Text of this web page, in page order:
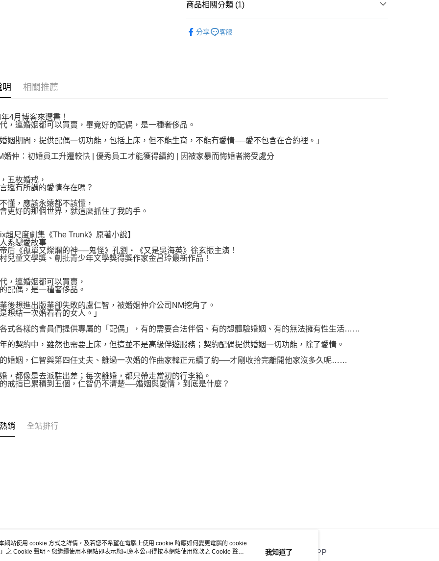
【注意事項】
求債權轉讓予恩沛科技股份有限公司。
商品相關分類 (1)
分享
客服
明 相關推薦
4月博客來選書！
，連婚姻都可以買賣，畢竟好的配偶，是一種奢侈品。
婚姻期間，提供配偶一切功能，包括上床，但不能生育，不能有愛情──愛不包含在合約裡。」
婚仲：初婚員工升遷較快 | 優秀員工才能獲得續約 | 因被家暴而悔婚者將受處分
五枚婚戒，
還有所謂的愛情存在嗎？
懂，應該永遠都不該懂，
更好的那個世界，就這麼抓住了我的手。
超尺度劇集《The Trunk》原著小說】
系戀愛故事
后《孤單又燦爛的神──鬼怪》孔劉‧《又是吳海英》徐玄振主演！
兒童文學獎、創批青少年文學獎得獎作家金呂玲最新作品！
，連婚姻都可以買賣，
配偶，是一種奢侈品。
後想進出版業卻失敗的盧仁智，被婚姻仲介公司NM挖角了。
是想結一次婚看看的女人。」
式各樣的會員們提供專屬的「配偶」，有的需要合法伴侶、有的想體驗婚姻、有的無法擁有性生活……
的契約中，雖然也需要上床，但這並不是高級伴遊服務；契約配偶提供婚姻一切功能，除了愛情。
婚姻，仁智與第四任丈夫、離過一次婚的作曲家韓正元續了約──才剛收拾完離開他家沒多久呢……
，都像是去派駐出差；每次離婚，都只帶走當初的行李箱。
戒指已累積到五個，仁智仍不清楚──婚姻與愛情，到底是什麼？
銷 全站排行
關於我們 客服資訊 官方APP
網站使用 cookie 方式之詳情，及若您不希望在電腦上使用 cookie 時應如何變更電腦的 cookie
」之 Cookie 聲明。您繼續使用本網站即表示您同意本公司得按本網站使用條款之 Cookie 聲明
我知道了